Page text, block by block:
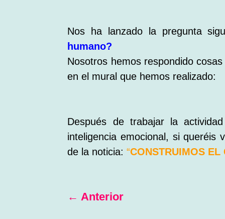
Nos ha lanzado la pregunta
humano?
Nosotros hemos respondido
en el mural que hemos realizado:
Después de trabajar la
inteligencia emocional, si queréis
de la noticia:“CONSTRUIMOS EL
← Anterior